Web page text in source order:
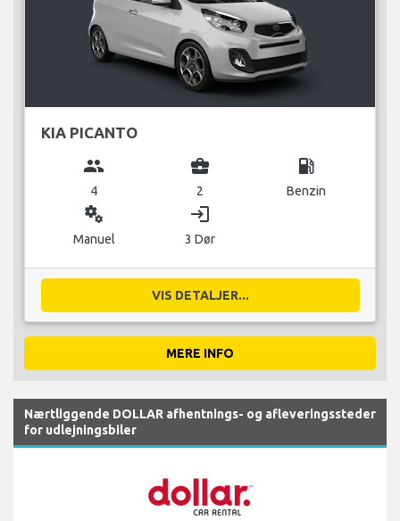
KIA PICANTO
group
4
business_center
2
local_gas_station
Benzin
miscellaneous_services
Manuel
login
3 Dør
VIS DETALJER...
MERE INFO
Nærtliggende DOLLAR afhentnings- og afleveringssteder
for udlejningsbiler